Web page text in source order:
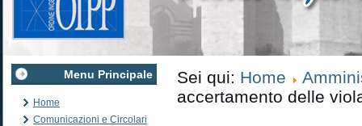
Menu Principale
Home
Comunicazioni e Circolari
Sei qui: Home
accertamento delle